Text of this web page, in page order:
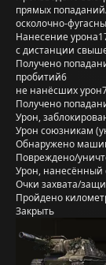
прямых
осколочно-
Нанесение урона
с дистанции
Получено
пробитий6
не нанёсших урон
Получено
Урон,
Урон союзникам
Обнаружено
Повреждено/
Урон, нанесённый
Очки захвата/
Пройдено
Закрыть